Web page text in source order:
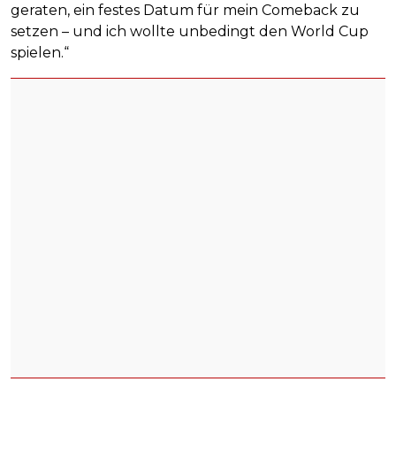
geraten, ein festes Datum für mein Comeback zu
setzen – und ich wollte unbedingt den World Cup
spielen.“